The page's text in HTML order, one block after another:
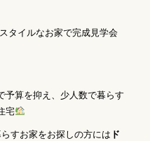
タイルなお家で完成見学会
予算を抑え、少人数で暮らす
宅
すお家をお探しの方には ド